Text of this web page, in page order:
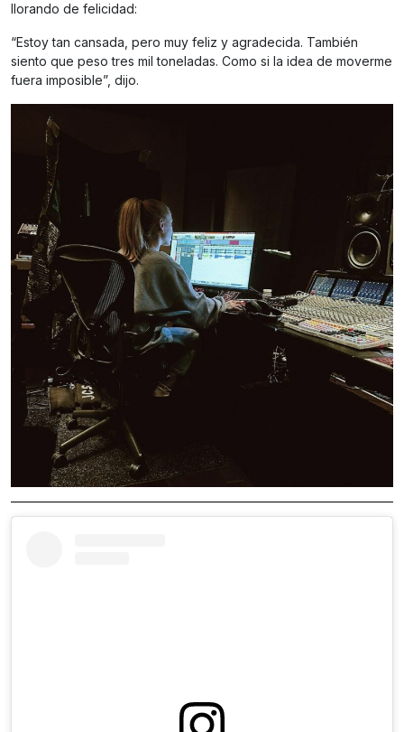
llorando de felicidad:
“Estoy tan cansada, pero muy feliz y agradecida. También
siento que peso tres mil toneladas. Como si la idea de moverme
fuera imposible”, dijo.